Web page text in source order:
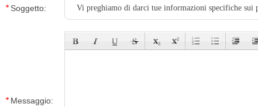
Soggetto:
Messaggio: